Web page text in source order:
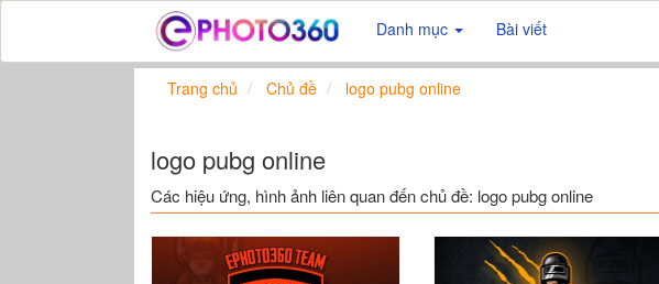
Danh mục Bài viết
Trang chủ Chủ đề logo pubg online
logo pubg online
Các hiệu ứng, hình ảnh liên quan đến chủ đề: logo pubg online